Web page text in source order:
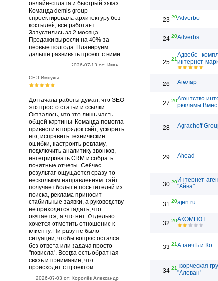
онлайн-оплата и быстрый заказ.
Команда demis group
спроектировала архитектуру без
костылей, всё работает.
Запустились за 2 месяца.
Продажи выросли на 40% за
первые полгода. Планируем
дальше развивать проект с ними
2026-07-13 от: Иван
СЕО-Импульс
До начала работы думал, что SEO
это просто статьи и ссылки.
Оказалось, что это лишь часть
общей картины. Команда помогла
привести в порядок сайт, ускорить
его, исправить технические
ошибки, настроить рекламу,
подключить аналитику звонков,
интегрировать CRM и собрать
понятные отчеты. Сейчас
результат ощущается сразу по
нескольким направлениям: сайт
получает больше посетителей из
поиска, реклама приносит
стабильные заявки, а руководству
не приходится гадать, что
окупается, а что нет. Отдельно
хочется отметить отношение к
клиенту. Ни разу не было
ситуации, чтобы вопрос остался
без ответа или задача просто
"повисла". Всегда есть обратная
связь и понимание, что
происходит с проектом.
2026-07-03 от: Королёв Александр
23 20Adverbo
24 20Adverbs
25 21
Адвебс -
интернет-
26 Агелар
27 20Агентство
рекламы
28 Agrachoff
29 Ahead
30 20Интернет-
"Айва"
31 20ajen.ru
32 20АКОМПОТ
33 21АлаичЪ и Ко
34 21Творческая
"Алеван"